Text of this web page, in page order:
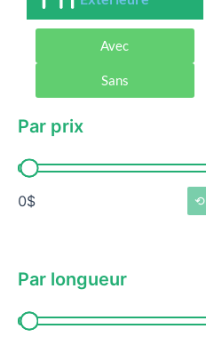
Avec
Sans
Par prix
Par prix
0$ ⟲
Par longueur
Par longueur